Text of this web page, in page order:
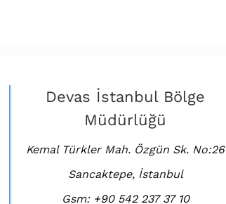
Devas İstanbul Bölge
Müdürlüğü
Kemal Türkler Mah. Özgün Sk. No:26
Sancaktepe, İstanbul
Gsm: +90 542 237 37 10